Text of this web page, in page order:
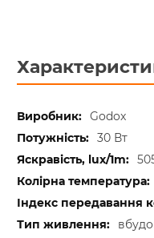
Godox
30 Вт